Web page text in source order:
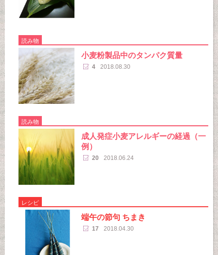
読み物
小麦粉製品中のタンパク質量
4 2018.08.30
読み物
成人発症小麦アレルギーの経過（一
例）
20 2018.06.24
レシピ
端午の節句 ちまき
17 2018.04.30